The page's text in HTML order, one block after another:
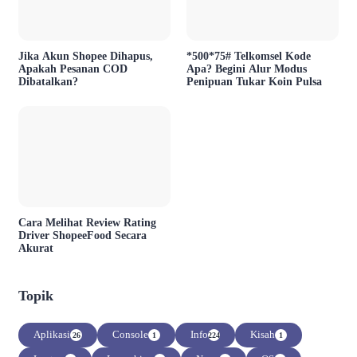
Jika Akun Shopee Dihapus,
Apakah Pesanan COD
Dibatalkan?
*500*75# Telkomsel Kode
Apa? Begini Alur Modus
Penipuan Tukar Koin Pulsa
Cara Melihat Review Rating
Driver ShopeeFood Secara
Akurat
Topik
Aplikasi 26 Console 1 Info224 Kisah 1